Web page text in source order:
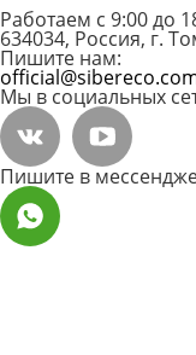
Работаем с 9:00 до
634034, Россия, г.
Пишите нам:
Мы в социальных
Пишите в